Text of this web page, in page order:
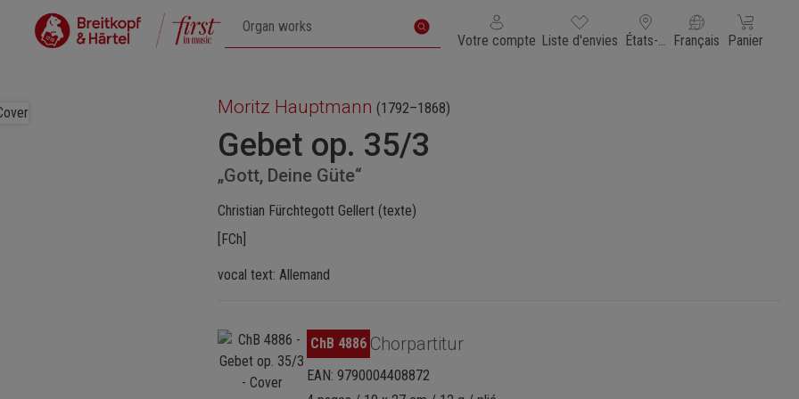
Votre compte Vous avez 0 articles dans votre liste de souhaits
Liste d'envies États-Unis d'Amérique
Français Le panier
Panier
Moritz Hauptmann (1792–1868)
Gebet op. 35/3
„Gott, Deine Güte“
Christian Fürchtegott Gellert (texte)
[FCh]
vocal text: Allemand
Ignorer la galerie d'images
ChB 4886 Chorpartitur
EAN: 9790004408872